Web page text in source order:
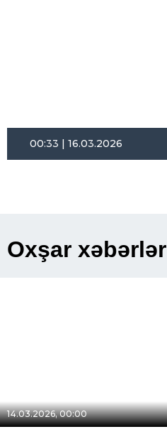
00:33 | 16.03.2026
Oxşar xəbərlər
14.03.2026, 00:00